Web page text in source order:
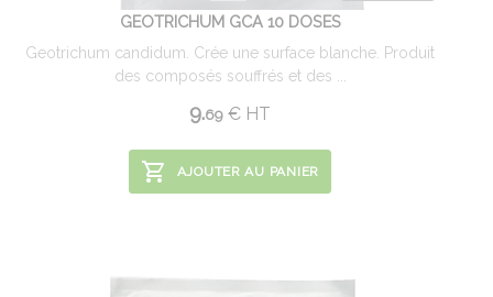
GEOTRICHUM GCA 10 DOSES
Geotrichum candidum. Crée une surface blanche. Produit
des composés souffrés et des ...
9.69 € HT
AJOUTER AU PANIER